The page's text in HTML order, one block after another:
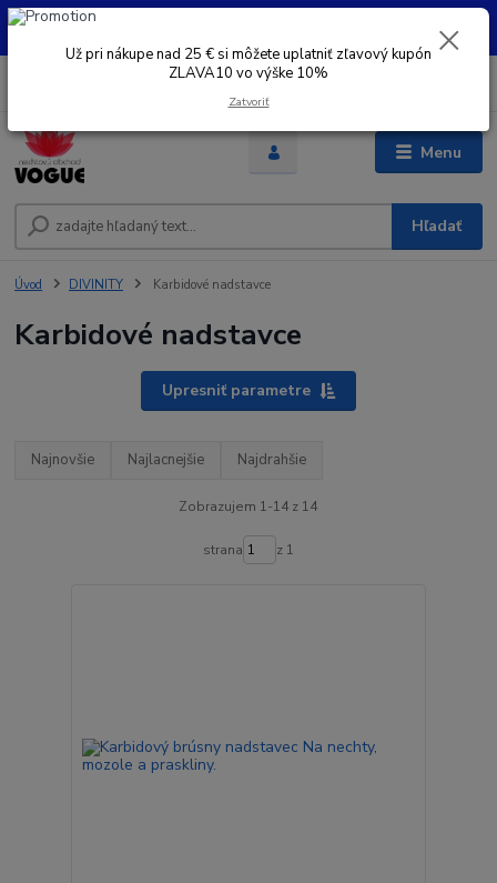
UŽ PRI NÁKUPE OD 30 € SI MOŽETE UPLATNIŤ ZĽAVOVÝ KUPÓN -
Menu
EUR
Hľadať
Úvod DIVINITY Karbidové nadstavce
Karbidové nadstavce
Upresniť parametre
Najnovšie Najlacnejšie Najdrahšie
Zobrazujem 1-14 z 14
strana z 1
Už pri nákupe nad 25 € si môžete uplatniť zľavový kupón
ZLAVA10 vo výške 10%
Zatvoriť